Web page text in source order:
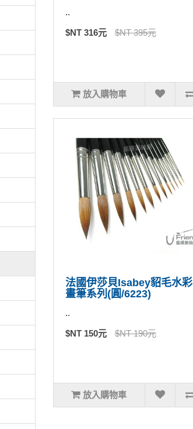
..
$NT 316元 $NT 395元
放入購物車
法國伊莎貝Isabey貂毛水彩
畫筆系列(圓/6223)
..
$NT 150元 $NT 190元
放入購物車